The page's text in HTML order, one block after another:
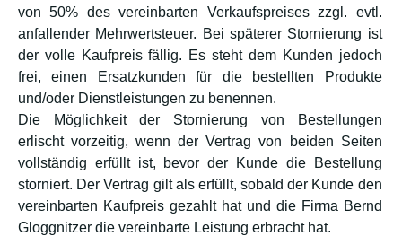
von 50% des vereinbarten Verkaufspreises zzgl. evtl.
anfallender Mehrwertsteuer. Bei späterer Stornierung ist
der volle Kaufpreis fällig. Es steht dem Kunden jedoch
frei, einen Ersatzkunden für die bestellten Produkte
und/oder Dienstleistungen zu benennen.
Die Möglichkeit der Stornierung von Bestellungen
erlischt vorzeitig, wenn der Vertrag von beiden Seiten
vollständig erfüllt ist, bevor der Kunde die Bestellung
storniert. Der Vertrag gilt als erfüllt, sobald der Kunde den
vereinbarten Kaufpreis gezahlt hat und die Firma Bernd
Gloggnitzer die vereinbarte Leistung erbracht hat.